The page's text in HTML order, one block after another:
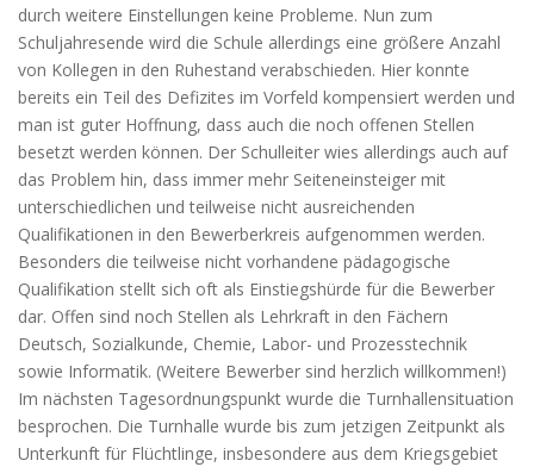
durch weitere Einstellungen keine Probleme. Nun zum
Schuljahresende wird die Schule allerdings eine größere Anzahl
von Kollegen in den Ruhestand verabschieden. Hier konnte
bereits ein Teil des Defizites im Vorfeld kompensiert werden und
man ist guter Hoffnung, dass auch die noch offenen Stellen
besetzt werden können. Der Schulleiter wies allerdings auch auf
das Problem hin, dass immer mehr Seiteneinsteiger mit
unterschiedlichen und teilweise nicht ausreichenden
Qualifikationen in den Bewerberkreis aufgenommen werden.
Besonders die teilweise nicht vorhandene pädagogische
Qualifikation stellt sich oft als Einstiegshürde für die Bewerber
dar. Offen sind noch Stellen als Lehrkraft in den Fächern
Deutsch, Sozialkunde, Chemie, Labor- und Prozesstechnik
sowie Informatik. (Weitere Bewerber sind herzlich willkommen!)
Im nächsten Tagesordnungspunkt wurde die Turnhallensituation
besprochen. Die Turnhalle wurde bis zum jetzigen Zeitpunkt als
Unterkunft für Flüchtlinge, insbesondere aus dem Kriegsgebiet